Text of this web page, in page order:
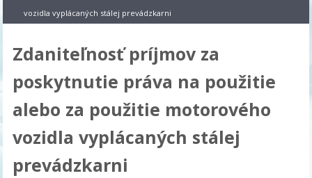
vozidla vyplácaných stálej prevádzkarni
Zdaniteľnosť príjmov za
poskytnutie práva na použitie
alebo za použitie motorového
vozidla vyplácaných stálej
prevádzkarni